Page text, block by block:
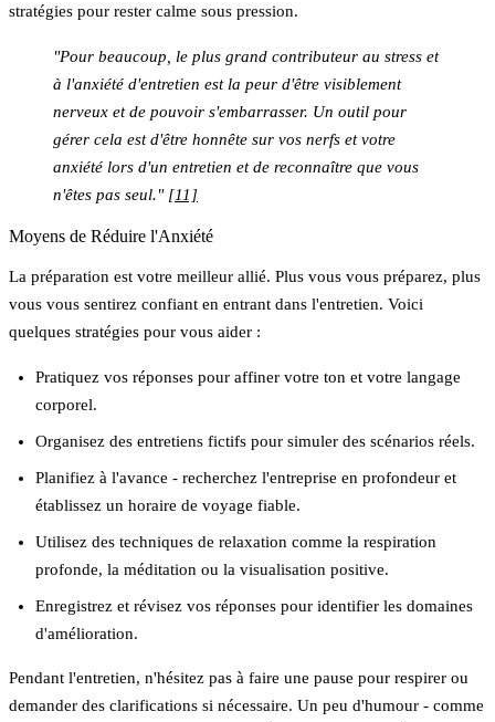
stratégies pour rester calme sous pression.
"Pour beaucoup, le plus grand contributeur au stress et
à l'anxiété d'entretien est la peur d'être visiblement
nerveux et de pouvoir s'embarrasser. Un outil pour
gérer cela est d'être honnête sur vos nerfs et votre
anxiété lors d'un entretien et de reconnaître que vous
n'êtes pas seul." [11]
Moyens de Réduire l'Anxiété
La préparation est votre meilleur allié. Plus vous vous préparez, plus
vous vous sentirez confiant en entrant dans l'entretien. Voici
quelques stratégies pour vous aider :
Pratiquez vos réponses pour affiner votre ton et votre langage
corporel.
Organisez des entretiens fictifs pour simuler des scénarios réels.
Planifiez à l'avance - recherchez l'entreprise en profondeur et
établissez un horaire de voyage fiable.
Utilisez des techniques de relaxation comme la respiration
profonde, la méditation ou la visualisation positive.
Enregistrez et révisez vos réponses pour identifier les domaines
d'amélioration.
Pendant l'entretien, n'hésitez pas à faire une pause pour respirer ou
demander des clarifications si nécessaire. Un peu d'humour - comme